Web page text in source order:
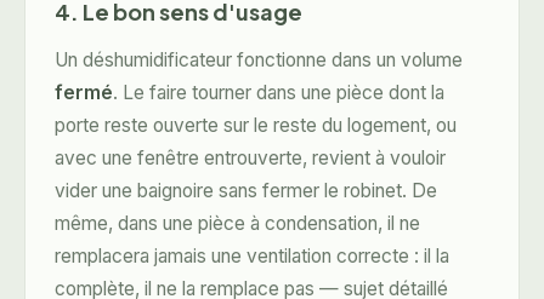
4. Le bon sens d'usage
Un déshumidificateur fonctionne dans un volume
fermé. Le faire tourner dans une pièce dont la
porte reste ouverte sur le reste du logement, ou
avec une fenêtre entrouverte, revient à vouloir
vider une baignoire sans fermer le robinet. De
même, dans une pièce à condensation, il ne
remplacera jamais une ventilation correcte : il la
complète, il ne la remplace pas — sujet détaillé